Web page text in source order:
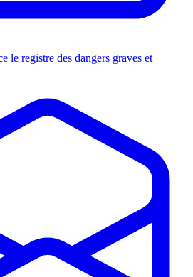
le registre des dangers graves et